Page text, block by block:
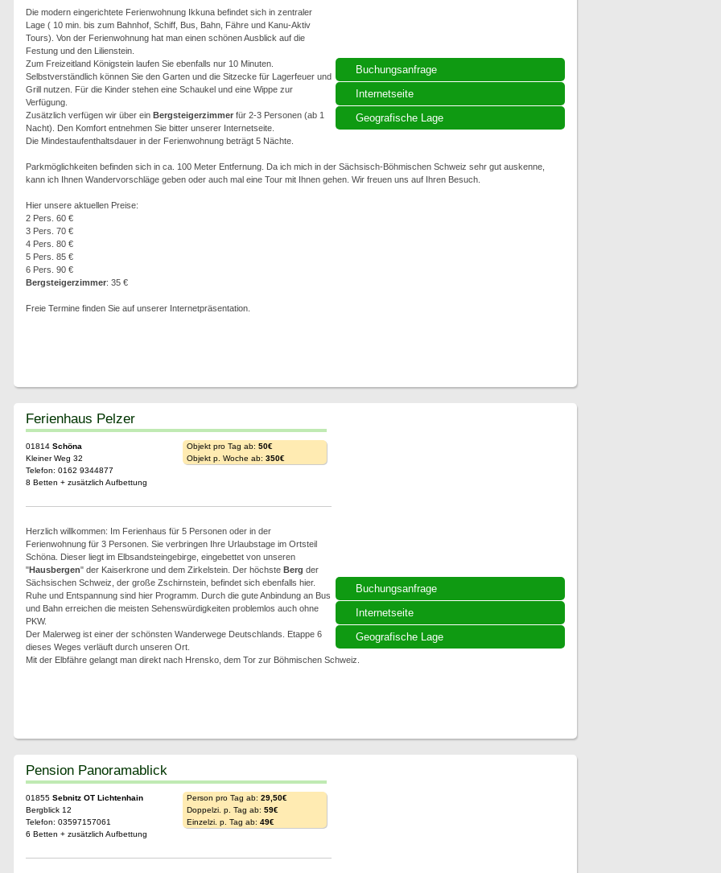
Buchungsanfrage
Internetseite
Geografische Lage
Die modern eingerichtete Ferienwohnung Ikkuna befindet sich in zentraler
Lage ( 10 min. bis zum Bahnhof, Schiff, Bus, Bahn, Fähre und Kanu-Aktiv
Tours). Von der Ferienwohnung hat man einen schönen Ausblick auf die
Festung und den Lilienstein.
Zum Freizeitland Königstein laufen Sie ebenfalls nur 10 Minuten.
Selbstverständlich können Sie den Garten und die Sitzecke für Lagerfeuer und
Grill nutzen. Für die Kinder stehen eine Schaukel und eine Wippe zur
Verfügung.
Zusätzlich verfügen wir über ein Bergsteigerzimmerfür 2-3 Personen (ab 1
Nacht). Den Komfort entnehmen Sie bitter unserer Internetseite.
Die Mindestaufenthaltsdauer in der Ferienwohnung beträgt 5 Nächte.
Parkmöglichkeiten befinden sich in ca. 100 Meter Entfernung. Da ich mich in der Sächsisch-Böhmischen Schweiz sehr gut auskenne,
kann ich Ihnen Wandervorschläge geben oder auch mal eine Tour mit Ihnen gehen. Wir freuen uns auf Ihren Besuch.
Hier unsere aktuellen Preise:
2 Pers. 60 €
3 Pers. 70 €
4 Pers. 80 €
5 Pers. 85 €
6 Pers. 90 €
Bergsteigerzimmer: 35 €
Freie Termine finden Sie auf unserer Internetpräsentation.
Buchungsanfrage
Internetseite
Geografische Lage
Ferienhaus Pelzer
01814 Schöna
Kleiner Weg 32
Telefon: 0162 9344877
8 Betten + zusätzlich Aufbettung
Objekt pro Tag ab: 50€
Objekt p. Woche ab: 350€
Herzlich willkommen: Im Ferienhaus für 5 Personen oder in der
Ferienwohnung für 3 Personen. Sie verbringen Ihre Urlaubstage im Ortsteil
Schöna. Dieser liegt im Elbsandsteingebirge, eingebettet von unseren
"Hausbergen" der Kaiserkrone und dem Zirkelstein. Der höchste Berg der
Sächsischen Schweiz, der große Zschirnstein, befindet sich ebenfalls hier.
Ruhe und Entspannung sind hier Programm. Durch die gute Anbindung an Bus
und Bahn erreichen die meisten Sehenswürdigkeiten problemlos auch ohne
PKW.
Der Malerweg ist einer der schönsten Wanderwege Deutschlands. Etappe 6
dieses Weges verläuft durch unseren Ort.
Mit der Elbfähre gelangt man direkt nach Hrensko, dem Tor zur Böhmischen Schweiz.
Pension Panoramablick
01855 Sebnitz OT Lichtenhain
Bergblick 12
Telefon: 03597157061
6 Betten + zusätzlich Aufbettung
Person pro Tag ab: 29,50€
Doppelzi. p. Tag ab: 59€
Einzelzi. p. Tag ab: 49€